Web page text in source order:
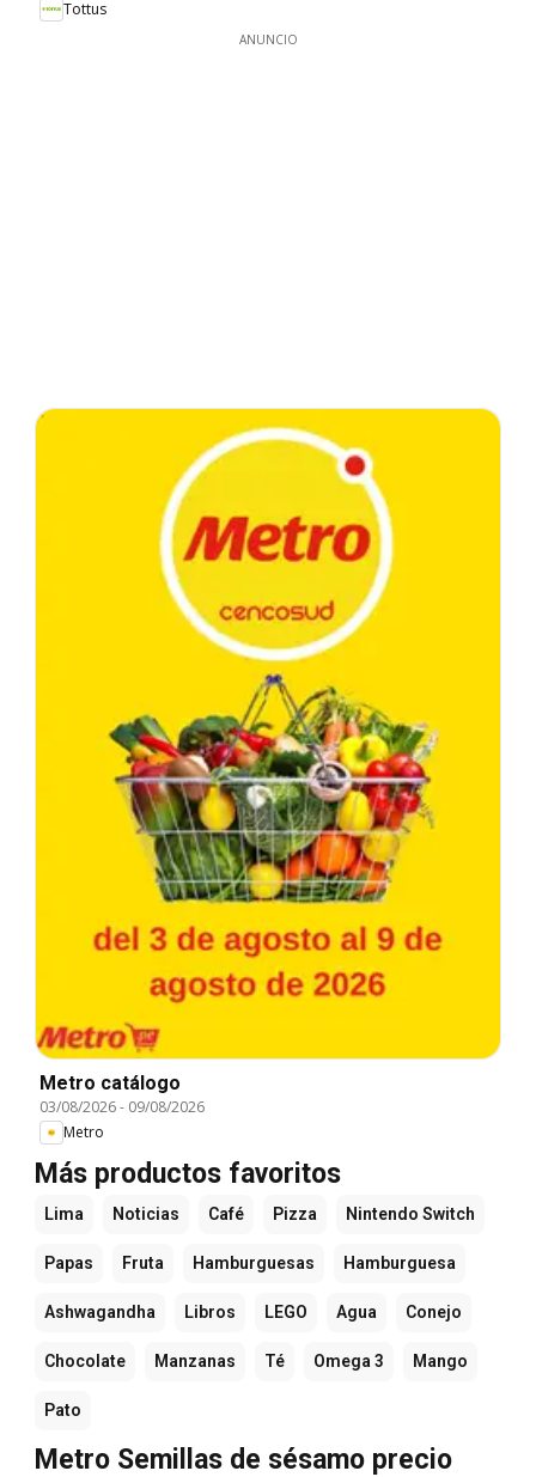
Tottus
ANUNCIO
Metro catálogo
03/08/2026- 09/08/2026
Metro
Más productos favoritos
Lima Noticias Café Pizza Nintendo Switch
Papas Fruta Hamburguesas Hamburguesa
Ashwagandha Libros LEGO Agua Conejo
Chocolate Manzanas Té Omega 3 Mango
Pato
Metro Semillas de sésamo precio